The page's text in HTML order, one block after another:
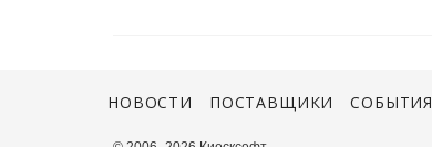
НОВОСТИ ПОСТАВЩИКИ СОБЫТИЯ